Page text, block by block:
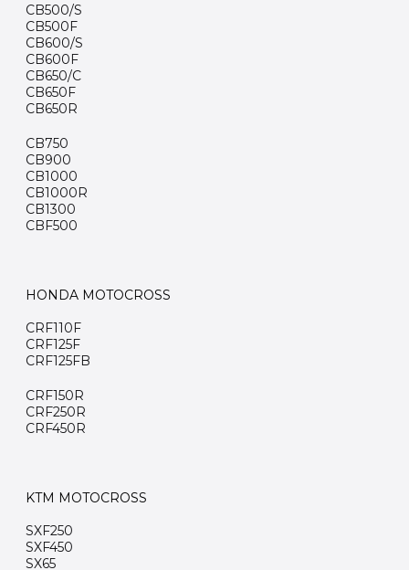
CB500/S
CB500F
CB600/S
CB600F
CB650/C
CB650F
CB650R
CB750
CB900
CB1000
CB1000R
CB1300
CBF500
HONDA MOTOCROSS
CRF110F
CRF125F
CRF125FB
CRF150R
CRF250R
CRF450R
KTM MOTOCROSS
SXF250
SXF450
SX65